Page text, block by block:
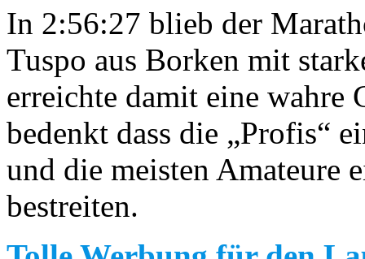
In 2:56:27 blieb der
Tuspo aus Borken mit
erreichte damit eine wahre
bedenkt dass die „Profis“
und die meisten Amateure
bestreiten.